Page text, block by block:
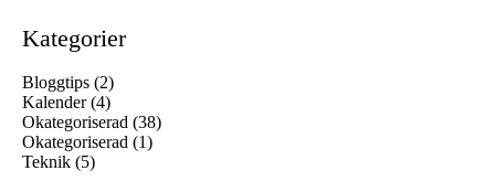
Kategorier
Bloggtips (2)
Kalender(4)
Okategoriserad (38)
Okategoriserad (1)
Teknik (5)